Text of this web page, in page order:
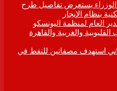
الوزراء يستعرض تفاصيل طرح
بنظام الإيجار
العام لمنظمة اليونسكو
والغربية والقاهرة
استهدف مصفاتين للنفط في